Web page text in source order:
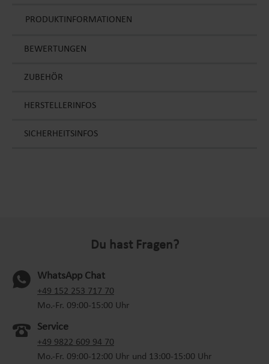
PRODUKTINFORMATIONEN
BEWERTUNGEN
ZUBEHÖR
HERSTELLERINFOS
SICHERHEITSINFOS
Du hast Fragen?
WhatsApp Chat
+49 152 253 717 70
Mo.-Fr. 09:00-15:00 Uhr
Service
+49 9822 609 94 70
Mo.-Fr. 09:00-12:00 Uhr und 13:00-15:00 Uhr